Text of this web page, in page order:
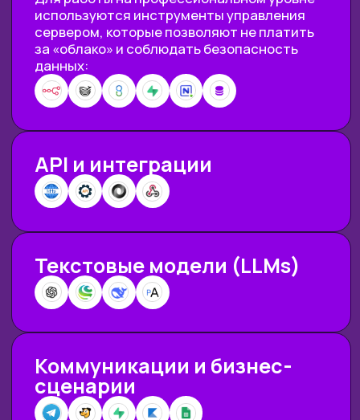
17 Обработка большого поток заявок
без «падений» и потерь
18 Обеспечение стабильной работы
системы при обновлениях и
изменениях сервисов
ПОСЛЕ ПРОХОЖДЕНИЯ
КУРСА ТЫ:
Научишься автоматически
собойи собирать «цепочки
действий» под свои задачи —
от простых до сложных
Сможешь подключать почти
любой сервис (даже если
“кнопки интеграции” нет) и
заставлять его работать в